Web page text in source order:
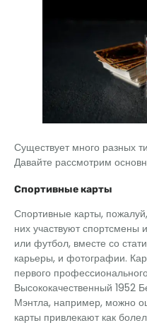
Существует много разных
Давайте рассмотрим
Спортивные карты
Спортивные карты,
них участвуют спортсмены
или футбол, вместе со
карьеры, и фотографии.
первого
Высококачественный 1952
Мэнтла, например, можно
карты привлекают как